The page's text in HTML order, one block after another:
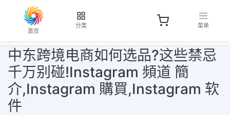
首页
分类 菜单
中东跨境电商如何选品?这些禁忌
千万别碰!Instagram 頻道 簡
介,Instagram 購買,Instagram 软
件